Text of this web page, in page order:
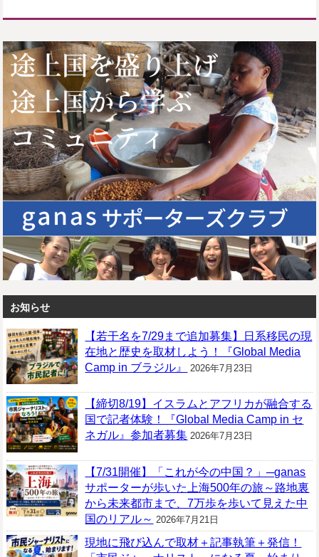
お知らせ
【若干名を7/29まで追加募集】日系移民の現
在地と歴史を取材しよう！『Global Media
Camp in ブラジル』
2026年7月23日
【締切8/19】イスラムとアフリカが融合する
国で記者体験！『Global Media Camp in セ
ネガル』参加者募集 2026年7月23日
【7/31開催】「これが今の中国？」─ganas
サポーターが歩いた上海500年の旅～路地裏
から未来都市まで、7万歩を歩いて見えた中
国のリアル～ 2026年7月21日
現地に飛び込んで取材＋記事執筆＋発信！